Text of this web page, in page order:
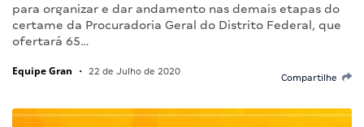
para organizar e dar andamento nas demais etapas do
certame da Procuradoria Geral do Distrito Federal, que
ofertará 65…
Equipe Gran • 22 de Julho de 2020
Compartilhe